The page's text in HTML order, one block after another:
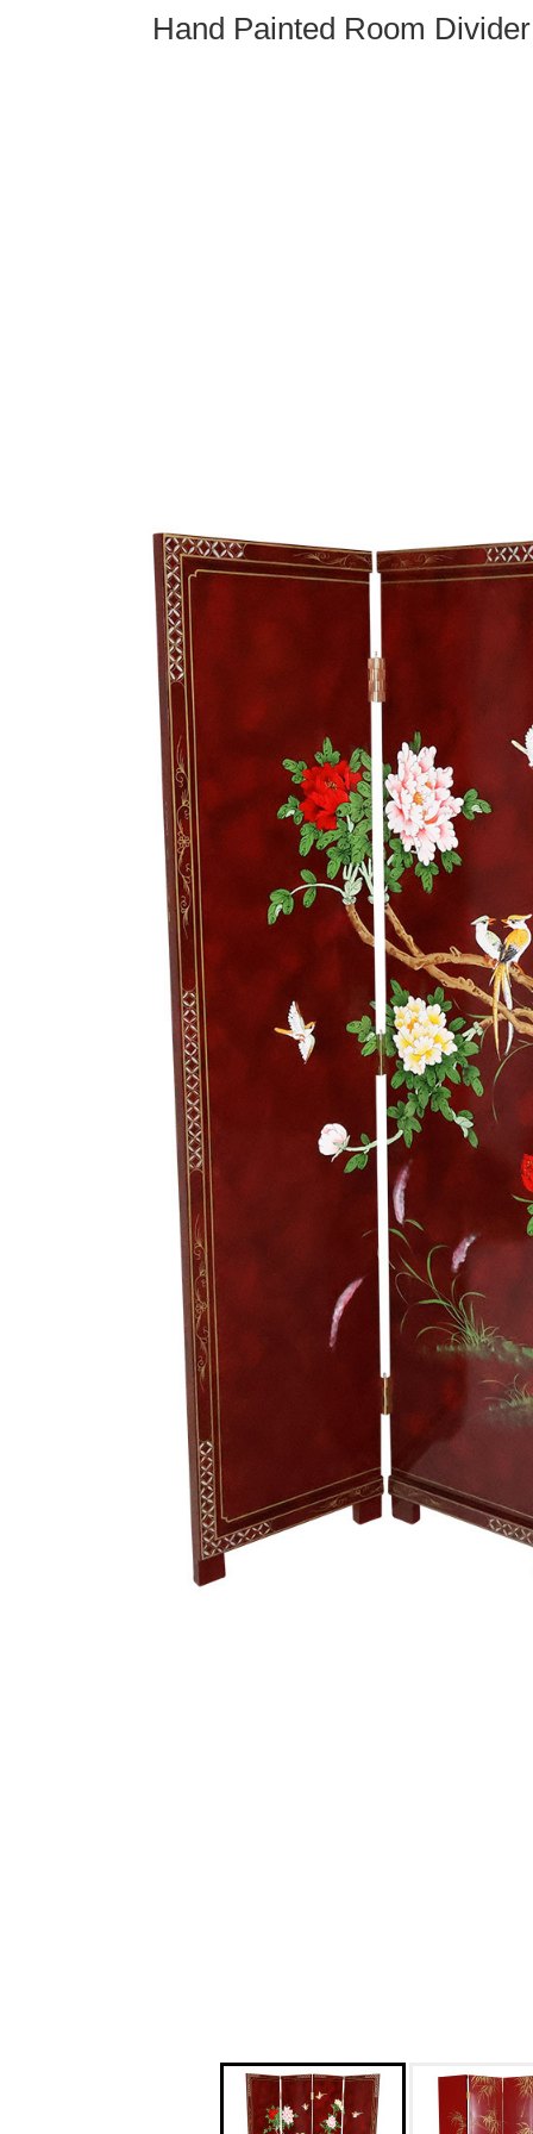
Hand Painted Room